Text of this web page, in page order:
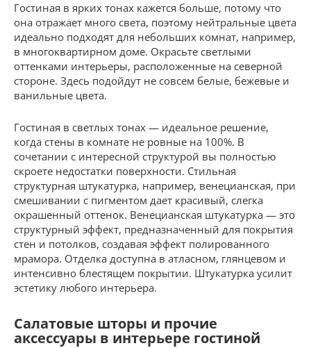
Гостиная в ярких тонах кажется больше, потому что
она отражает много света, поэтому нейтральные цвета
идеально подходят для небольших комнат, например,
в многоквартирном доме. Окрасьте светлыми
оттенками интерьеры, расположенные на северной
стороне. Здесь подойдут не совсем белые, бежевые и
ванильные цвета.
Гостиная в светлых тонах — идеальное решение,
когда стены в комнате не ровные на 100%. В
сочетании с интересной структурой вы полностью
скроете недостатки поверхности. Стильная
структурная штукатурка, например, венецианская, при
смешивании с пигментом дает красивый, слегка
окрашенный оттенок. Венецианская штукатурка — это
структурный эффект, предназначенный для покрытия
стен и потолков, создавая эффект полированного
мрамора. Отделка доступна в атласном, глянцевом и
интенсивно блестящем покрытии. Штукатурка усилит
эстетику любого интерьера.
Салатовые шторы и прочие
аксессуары в интерьере гостиной